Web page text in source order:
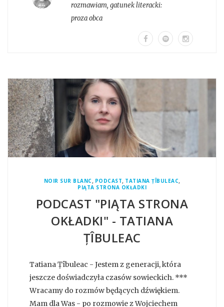
rozmawiam, gatunek literacki:
proza obca
NOIR SUR BLANC, PODCAST, TATIANA ȚÎBULEAC,
PIĄTA STRONA OKŁADKI
PODCAST "PIĄTA STRONA
OKŁADKI" - TATIANA
ȚÎBULEAC
Tatiana Țîbuleac - Jestem z generacji, która
jeszcze doświadczyła czasów sowieckich. ***
Wracamy do rozmów będących dźwiękiem.
Mam dla Was - po rozmowie z Wojciechem